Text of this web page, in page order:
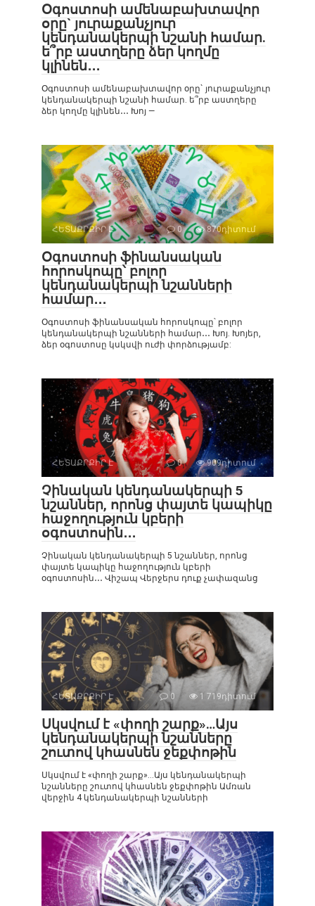
Օգոստոսի ամենաբախտավոր
օրը` յուրաքանչյուր
կենդանակերպի նշանի համար.
ե՞րբ աստղերը ձեր կողմը
կլինեն․․․
Օգոստոսի ամենաբախտավոր օրը` յուրաքանչյուր
կենդանակերպի նշանի համար. ե՞րբ աստղերը
ձեր կողմը կլինեն․․․ Խոյ —
ՀԵՏԱՔՐՔԻՐ Է 0 870դիտում
Օգոստոսի ֆինանսական
հորոսկոպը՝ բոլոր
կենդանակերպի նշանների
համար․․․
Օգոստոսի ֆինանսական հորոսկոպը՝ բոլոր
կենդանակերպի նշանների համար․․․ Խոյ. Խոյեր,
ձեր օգոստոսը կսկսվի ուժի փորձությամբ:
ՀԵՏԱՔՐՔԻՐ Է 0 909դիտում
Չինական կենդանակերպի 5
նշաններ, որոնց փայտե կապիկը
հաջողություն կբերի
օգոստոսին․․․
Չինական կենդանակերպի 5 նշաններ, որոնց
փայտե կապիկը հաջողություն կբերի
օգոստոսին․․․ Վիշապ Վերջերս դուք չափազանց
ՀԵՏԱՔՐՔԻՐ Է 0 1 719դիտում
Սկսվում է «փողի շարք»…Այս
կենդանակերպի նշանները
շուտով կհասնեն ջեքփոթին
Սկսվում է «փողի շարք»…Այս կենդանակերպի
նշանները շուտով կհասնեն ջեքփոթին Ամռան
վերջին 4 կենդանակերպի նշանների